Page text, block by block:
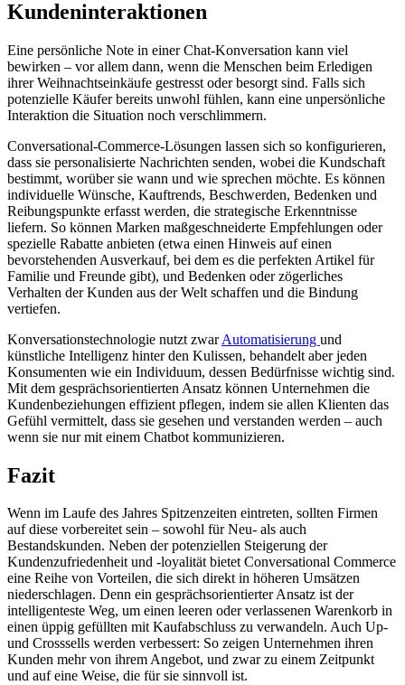
Kundeninteraktionen
Eine persönliche Note in einer Chat-Konversation kann viel
bewirken – vor allem dann, wenn die Menschen beim Erledigen
ihrer Weihnachtseinkäufe gestresst oder besorgt sind. Falls sich
potenzielle Käufer bereits unwohl fühlen, kann eine unpersönliche
Interaktion die Situation noch verschlimmern.
Conversational-Commerce-Lösungen lassen sich so konfigurieren,
dass sie personalisierte Nachrichten senden, wobei die Kundschaft
bestimmt, worüber sie wann und wie sprechen möchte. Es können
individuelle Wünsche, Kauftrends, Beschwerden, Bedenken und
Reibungspunkte erfasst werden, die strategische Erkenntnisse
liefern. So können Marken maßgeschneiderte Empfehlungen oder
spezielle Rabatte anbieten (etwa einen Hinweis auf einen
bevorstehenden Ausverkauf, bei dem es die perfekten Artikel für
Familie und Freunde gibt), und Bedenken oder zögerliches
Verhalten der Kunden aus der Welt schaffen und die Bindung
vertiefen.
Konversationstechnologie nutzt zwarAutomatisierung und
künstliche Intelligenz hinter den Kulissen, behandelt aber jeden
Konsumenten wie ein Individuum, dessen Bedürfnisse wichtig sind.
Mit dem gesprächsorientierten Ansatz können Unternehmen die
Kundenbeziehungen effizient pflegen, indem sie allen Klienten das
Gefühl vermittelt, dass sie gesehen und verstanden werden – auch
wenn sie nur mit einem Chatbot kommunizieren.
Fazit
Wenn im Laufe des Jahres Spitzenzeiten eintreten, sollten Firmen
auf diese vorbereitet sein – sowohl für Neu- als auch
Bestandskunden. Neben der potenziellen Steigerung der
Kundenzufriedenheit und -loyalität bietet Conversational Commerce
eine Reihe von Vorteilen, die sich direkt in höheren Umsätzen
niederschlagen. Denn ein gesprächsorientierter Ansatz ist der
intelligenteste Weg, um einen leeren oder verlassenen Warenkorb in
einen üppig gefüllten mit Kaufabschluss zu verwandeln. Auch Up-
und Crosssells werden verbessert: So zeigen Unternehmen ihren
Kunden mehr von ihrem Angebot, und zwar zu einem Zeitpunkt
und auf eine Weise, die für sie sinnvoll ist.